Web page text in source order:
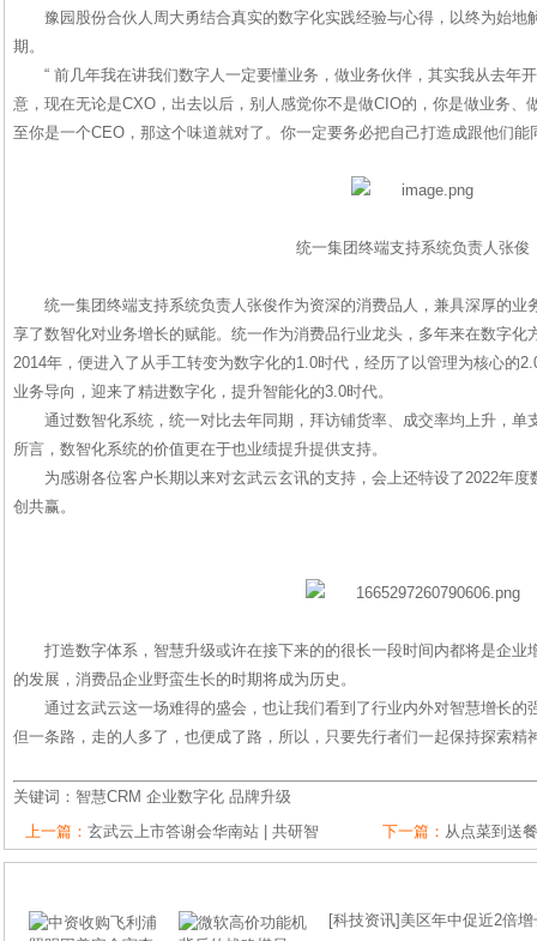
豫园股份合伙人周大勇结合真实的数字化实践经验与心得，以终为始地
期。
“ 前几年我在讲我们数字人一定要懂业务，做业务伙伴，其实我从去年
意，现在无论是CXO，出去以后，别人感觉你不是做CIO的，你是做业务、
至你是一个CEO，那这个味道就对了。你一定要务必把自己打造成跟他们能
统一集团终端支持系统负责人张俊
统一集团终端支持系统负责人张俊作为资深的消费品人，兼具深厚的业
享了数智化对业务增长的赋能。统一作为消费品行业龙头，多年来在数字化
2014年，便进入了从手工转变为数字化的1.0时代，经历了以管理为核心的
业务导向，迎来了精进数字化，提升智能化的3.0时代。
通过数智化系统，统一对比去年同期，拜访铺货率、成交率均上升，单
所言，数智化系统的价值更在于也业绩提升提供支持。
为感谢各位客户长期以来对玄武云玄讯的支持，会上还特设了2022年
创共赢。
打造数字体系，智慧升级或许在接下来的的很长一段时间内都将是企业
的发展，消费品企业野蛮生长的时期将成为历史。
通过玄武云这一场难得的盛会，也让我们看到了行业内外对智慧增长的
但一条路，走的人多了，也便成了路，所以，只要先行者们一起保持探索精
关键词： 智慧CRM 企业数字化 品牌升级
上一篇： 玄武云上市答谢会华南站 | 共研智 下一篇： 从点菜到送
[科技资讯] 美区年中促近2倍